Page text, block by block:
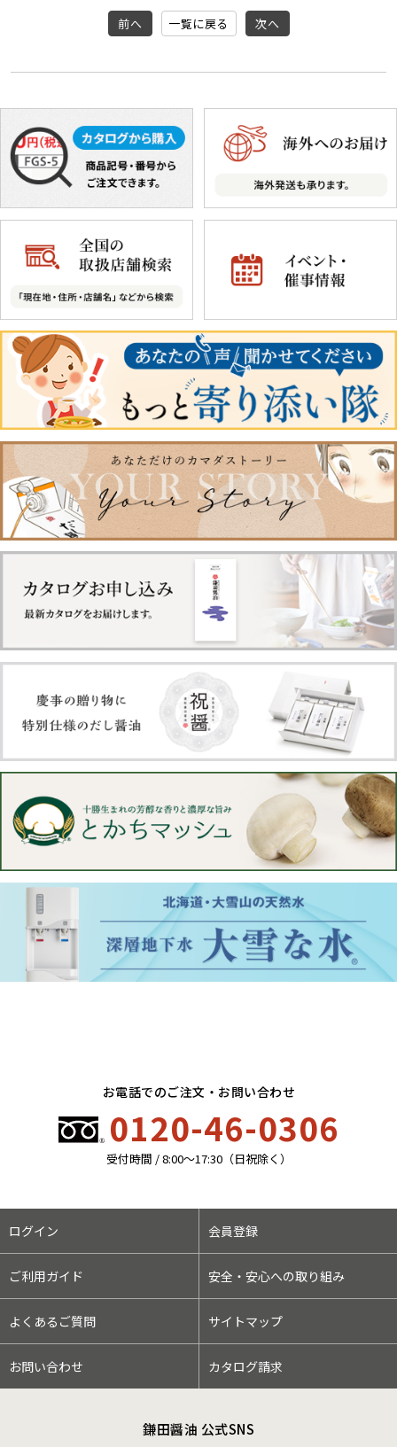
前へ 一覧に戻る 次へ
お電話でのご注文・お問い合わせ
0120-46-0306
受付時間 / 8:00〜17:30（日祝除く）
ログイン 会員登録
ご利用ガイド 安全・安心への取り組み
よくあるご質問 サイトマップ
お問い合わせ カタログ請求
鎌田醤油 公式SNS